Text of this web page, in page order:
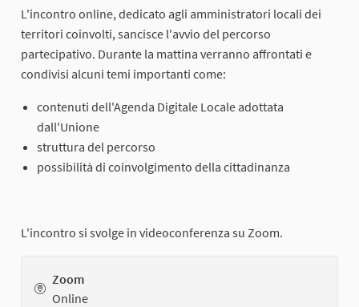
L'incontro online, dedicato agli amministratori locali dei
territori coinvolti, sancisce l'avvio del percorso
partecipativo. Durante la mattina verranno affrontati e
condivisi alcuni temi importanti come:
contenuti dell'Agenda Digitale Locale adottata
dall'Unione
struttura del percorso
possibilità di coinvolgimento della cittadinanza
L'incontro si svolge in videoconferenza su Zoom.
Zoom
Online